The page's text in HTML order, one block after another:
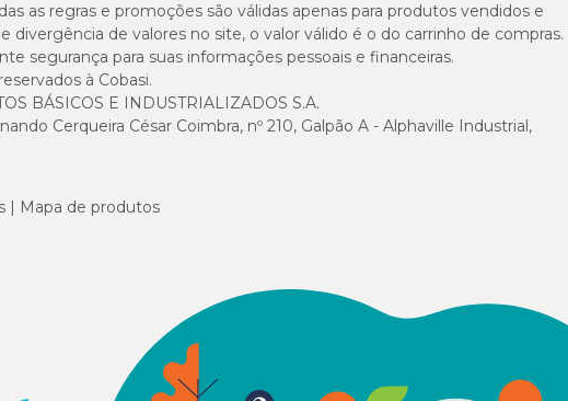
as regras e promoções são válidas apenas para produtos vendidos e
divergência de valores no site, o valor válido é o do carrinho de compras.
segurança para suas informações pessoais e financeiras.
à Cobasi.
BÁSICOS E INDUSTRIALIZADOS S.A.
Cerqueira César Coimbra, nº 210, Galpão A - Alphaville Industrial,
Mapa de produtos